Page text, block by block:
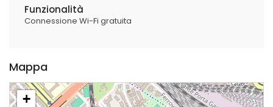
Funzionalità
Connessione Wi-Fi gratuita
Mappa
+